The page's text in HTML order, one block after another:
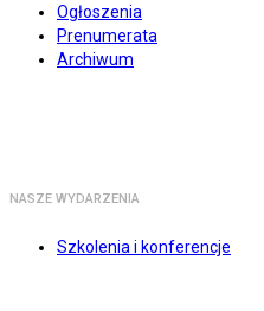
Ogłoszenia
Prenumerata
Archiwum
NASZE WYDARZENIA
Szkolenia i konferencje